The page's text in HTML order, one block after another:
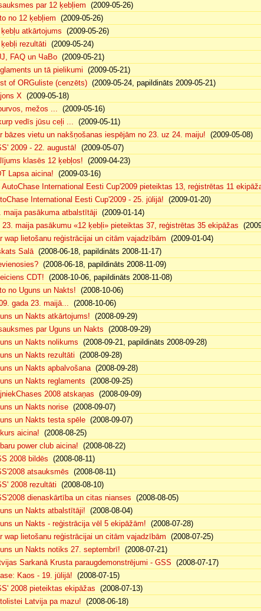
par 12 ķebļiem (2009-05-26)
no 12 ķebļiem (2009-05-26)
ķebļu atkārtojums (2009-05-26)
ķebļi rezultāti (2009-05-24)
FAQ un ЧаВо (2009-05-21)
un tā pielikumi (2009-05-21)
of ORGuliste (cenzēts) (2009-05-24, papildināts 2009-05-21)
X (2009-05-18)
mežos ... (2009-05-16)
vedīs jūsu ceļi ... (2009-05-11)
bāzes vietu un nakšņošanas iespējām no 23. uz 24. maiju! (2009-05-08)
2009 - 22. augustā! (2009-05-07)
klasēs 12 ķebļos! (2009-04-23)
Lapsa aicina! (2009-03-16)
AutoChase International Eesti Cup'2009 pieteiktas 13, reģistrētas 11
International Eesti Cup'2009 - 25. jūlijā! (2009-01-20)
maija pasākuma atbalstītāji (2009-01-14)
23. maija pasākumu «12 ķebļi» pieteiktas 37, reģistrētas 35 ekipāžas
wap lietošanu reģistrācijai un citām vajadzībām (2009-01-04)
Salā(2008-06-18, papildināts 2008-11-17)
(2008-06-18, papildināts 2008-11-09)
CDT! (2008-10-06, papildināts 2008-11-08)
no Uguns un Nakts! (2008-10-06)
gada 23. maijā... (2008-10-06)
un Nakts atkārtojums! (2008-09-29)
par Uguns un Nakts (2008-09-29)
un Nakts nolikums (2008-09-21, papildināts 2008-09-28)
un Nakts rezultāti (2008-09-28)
un Nakts apbalvošana(2008-09-28)
un Nakts reglaments (2008-09-25)
2008 atskaņas (2008-09-09)
un Nakts norise (2008-09-07)
un Nakts testa spēle (2008-09-07)
aicina! (2008-08-25)
power club aicina! (2008-08-22)
2008 bildēs (2008-08-11)
atsauksmēs (2008-08-11)
2008 rezultāti (2008-08-10)
dienaskārtība un citas nianses (2008-08-05)
un Nakts atbalstītāji! (2008-08-04)
un Nakts - reģistrācija vēl 5 ekipāžām! (2008-07-28)
wap lietošanu reģistrācijai un citām vajadzībām (2008-07-25)
un Nakts notiks 27. septembrī! (2008-07-21)
Sarkanā Krusta paraugdemonstrējumi - GSS (2008-07-17)
Kaos - 19. jūlijā! (2008-07-15)
2008 pieteiktas ekipāžas (2008-07-13)
Latvija pa mazu! (2008-06-18)